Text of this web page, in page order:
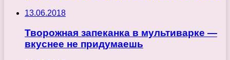
13.06.2018
Творожная запеканка в мультиварке —
вкуснее не придумаешь